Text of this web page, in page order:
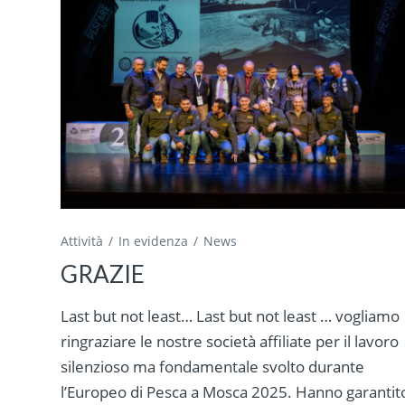
Attività In evidenza News
GRAZIE
Last but not least… Last but not least … vogliamo
ringraziare le nostre società affiliate per il lavoro
silenzioso ma fondamentale svolto durante
l’Europeo di Pesca a Mosca 2025. Hanno